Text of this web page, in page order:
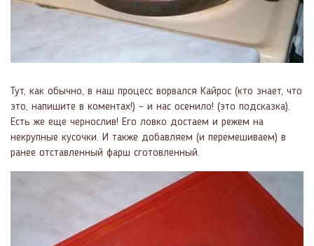
Тут, как обычно, в наш процесс ворвался Кайрос (кто знает, что
это, напишите в коментах!) – и нас осенило! (это подсказка).
Есть же еще чернослив! Его ловко достаем и режем на
некрупные кусочки. И также добавляем (и перемешиваем) в
ранее отставленный фарш сготовленный.